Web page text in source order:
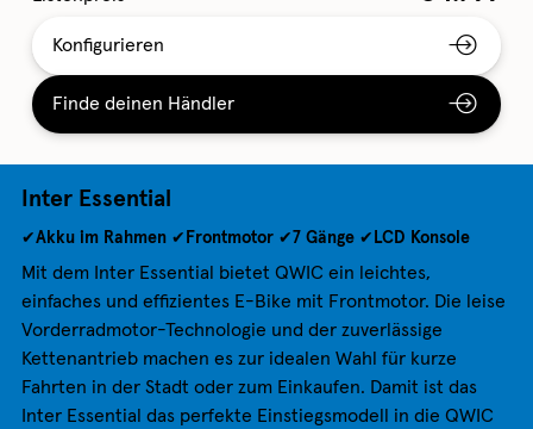
Konfigurieren
Finde deinen Händler
Inter Essential
✔Akku im Rahmen ✔Frontmotor ✔7 Gänge ✔LCD Konsole
Mit dem Inter Essential bietet QWIC ein leichtes,
einfaches und effizientes E-Bike mit Frontmotor. Die leise
Vorderradmotor-Technologie und der zuverlässige
Kettenantrieb machen es zur idealen Wahl für kurze
Fahrten in der Stadt oder zum Einkaufen. Damit ist das
Inter Essential das perfekte Einstiegsmodell in die QWIC